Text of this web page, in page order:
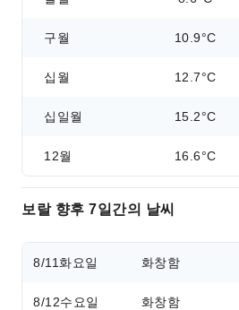
구월 10.9°C
십월 12.7°C
십일월 15.2°C
12월 16.6°C
보랄 향후 7일간의 날씨
8/11 화요일 화창함
8/12수요일 화창함